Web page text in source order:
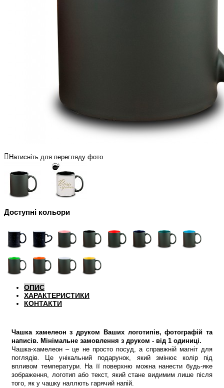
Натисніть для перегляду фото
Доступні кольори
ОПИС
ХАРАКТЕРИСТИКИ
КОНТАКТИ
Чашка хамелеон з друком Ваших логотипів, фотографій та
написів. Мінімальне замовлення з друком - від 1 одиниці.
Чашка-хамелеон – це не просто посуд, а справжній магніт для
поглядів. Це унікальний подарунок, який змінює колір під
впливом температури. На її поверхню можна нанести будь-яке
зображення, логотип або текст, який стане видимим лише після
того, як у чашку наллють гарячий напій.